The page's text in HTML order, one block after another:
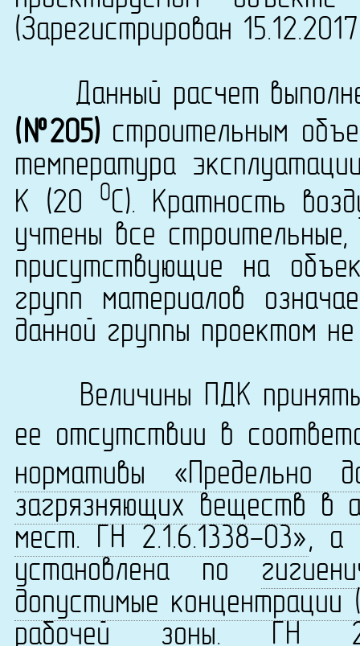
(Зарегистрирован
Данный расчет
(№205)строительным
температура
K (20
0C). Кратность
учтены все
присутствующие на
групп материалов
данной группы проектом
Величины ПДК
ее отсутствии в
нормативы «Предельно
загрязняющих веществ в
мест. ГН 2.1.6.1338-03», а
установлена по
допустимые
рабочей зоны. ГН